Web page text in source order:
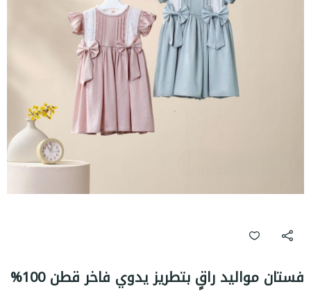
فستان مواليد راقٍ بتطريز يدوي فاخر قطن 100%